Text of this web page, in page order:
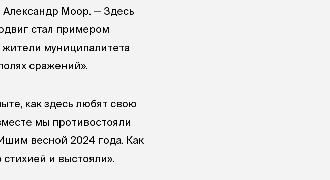
Моор. — Здесь
стал примером
муниципалитета
сражений».
как здесь любят свою
мы противостояли
весной 2024 года. Как
и выстояли».